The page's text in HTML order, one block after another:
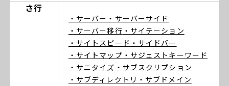
さ行
・サーバー ・サーバーサイド
・サーバー移行 ・サイテーション
・サイトスピード ・サイドバー
・サイトマップ ・サジェストキーワード
・サニタイズ ・サブスクリプション
・サブディレクトリ ・サブドメイン